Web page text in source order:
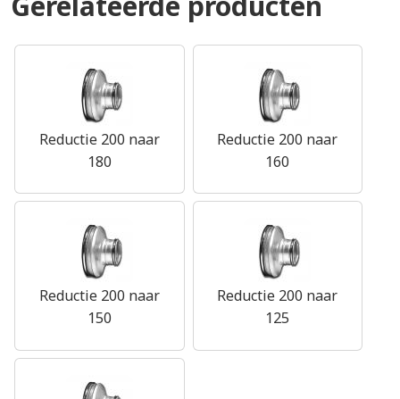
Reductie 200 naar
180
Reductie 200 naar
160
Reductie 200 naar
150
Reductie 200 naar
125